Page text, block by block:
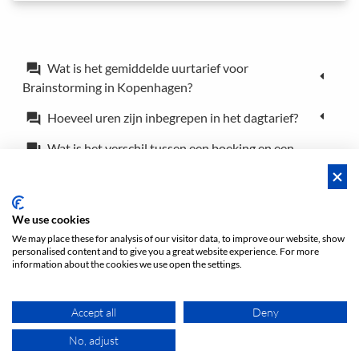
forum Wat is het gemiddelde uurtarief voor
Brainstorming in Kopenhagen?
forum Hoeveel uren zijn inbegrepen in het dagtarief?
forum Wat is het verschil tussen een boeking en een
boeken?
Voorwaarden Privacy
Voorwaarden/Impressum
We use cookies
We may place these for analysis of our visitor data, to improve our website, show
personalised content and to give you a great website experience. For more
information about the cookies we use open the settings.
Accept all Deny
No, adjust